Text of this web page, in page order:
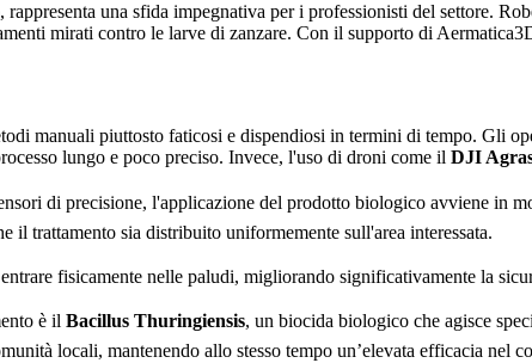
una sfida impegnativa per i professionisti del settore.
mirati contro le larve di zanzare. Con il supporto di
manuali piuttosto faticosi e dispendiosi in termini di tempo. Gli
lungo e poco preciso. Invece, l'uso di droni come il DJI
di precisione, l'applicazione del prodotto biologico avviene in
il trattamento sia distribuito uniformemente sull'area interessata.
fisicamente nelle paludi, migliorando significativamente la
è il Bacillus Thuringiensis, un biocida biologico che agisce
locali, mantenendo allo stesso tempo un’elevata efficacia nel